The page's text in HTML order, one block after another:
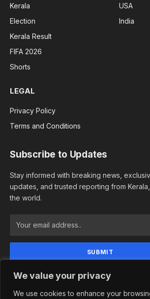
We value your privacy
We use cookies to enhance your
Kerala
Election
Kerala Result
FIFA 2026
Shorts
USA
India
LEGAL
Privacy Policy
Terms and Conditions
Subscribe to Updates
Stay informed with breaking news,
updates, and trusted reporting from
the world.
By signing up, you agree to the our